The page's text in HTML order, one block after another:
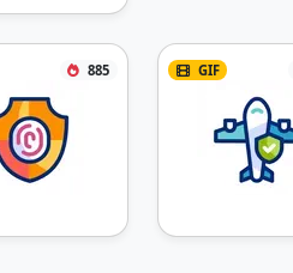
885 GIF